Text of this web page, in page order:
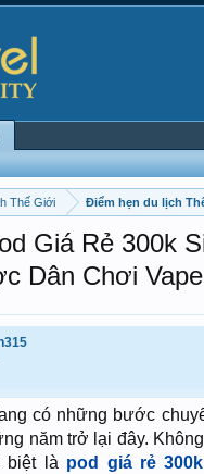
Thế Giới Điểm hẹn du lịch
Giá Rẻ 300k
Dân Chơi
có những bước
năm trở lại đây.
biệt là pod giá rẻ 300k